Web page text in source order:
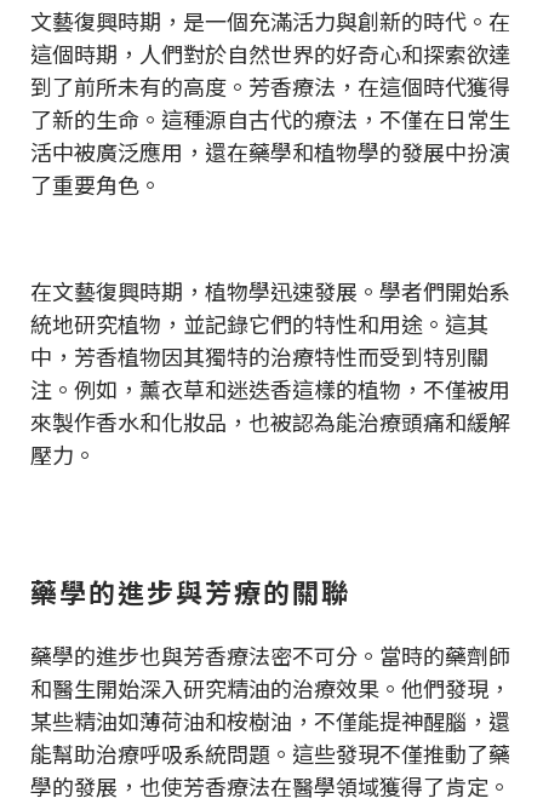
文藝復興時期，是一個充滿活力與創新的時代。在
這個時期，人們對於自然世界的好奇心和探索欲達
到了前所未有的高度。芳香療法，在這個時代獲得
了新的生命。這種源自古代的療法，不僅在日常生
活中被廣泛應用，還在藥學和植物學的發展中扮演
了重要角色。
在文藝復興時期，植物學迅速發展。學者們開始系
統地研究植物，並記錄它們的特性和用途。這其
中，芳香植物因其獨特的治療特性而受到特別關
注。例如，薰衣草和迷迭香這樣的植物，不僅被用
來製作香水和化妝品，也被認為能治療頭痛和緩解
壓力。
藥學的進步與芳療的關聯
藥學的進步也與芳香療法密不可分。當時的藥劑師
和醫生開始深入研究精油的治療效果。他們發現，
某些精油如薄荷油和桉樹油，不僅能提神醒腦，還
能幫助治療呼吸系統問題。這些發現不僅推動了藥
學的發展，也使芳香療法在醫學領域獲得了肯定。